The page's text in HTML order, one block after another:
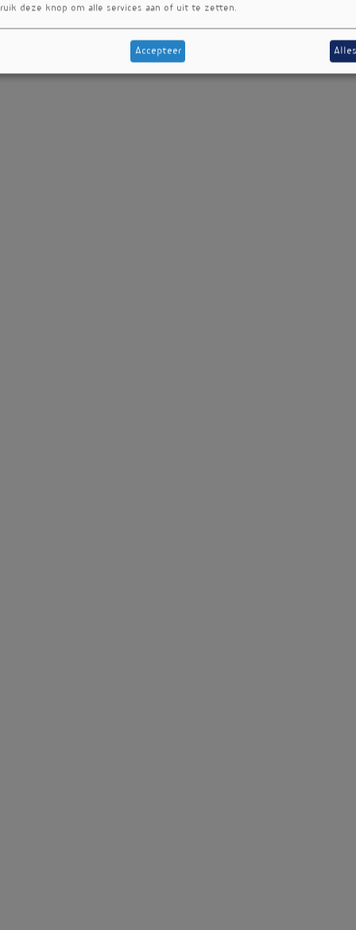
deze knop om alle services aan of uit te zetten.
Accepteer